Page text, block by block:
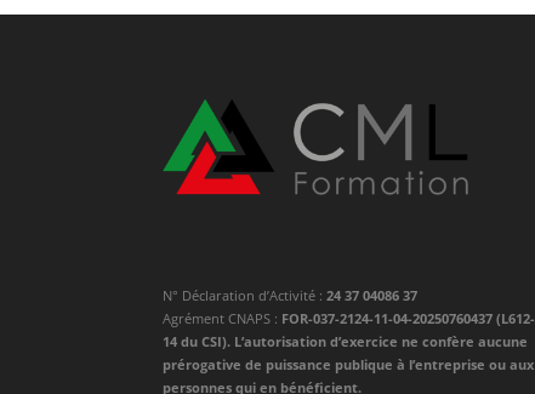
N° Déclaration d’Activité :24 37 04086 37
Agrément CNAPS : FOR-037-2124-11-04-20250760437 (L612-
14 du CSI). L’autorisation d’exercice ne confère aucune
prérogative de puissance publique à l’entreprise ou aux
personnes qui en bénéficient.